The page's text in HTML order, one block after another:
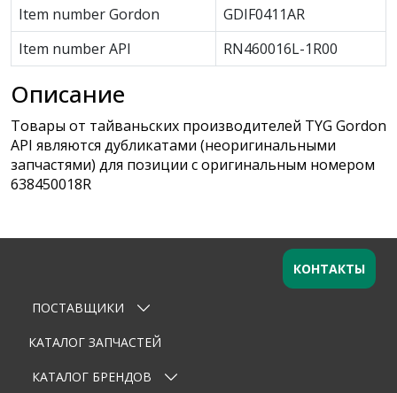
Item number Gordon
GDIF0411AR
Item number API
RN460016L-1R00
Описание
Товары от тайваньских производителей TYG Gordon
API являются дубликатами (неоригинальными
запчастями) для позиции с оригинальным номером
638450018R
Оставьте заявку
Ваше имя
Email
ПОСТАВЩИКИ
КАТАЛОГ ЗАПЧАСТЕЙ
КАТАЛОГ БРЕНДОВ
КОНТАКТЫ